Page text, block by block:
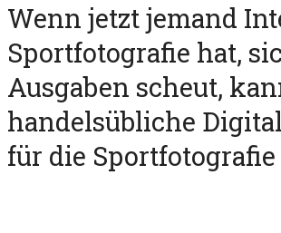
Wenn jetzt jemand
Sportfotografie hat,
Ausgaben scheut,
handelsübliche
für die